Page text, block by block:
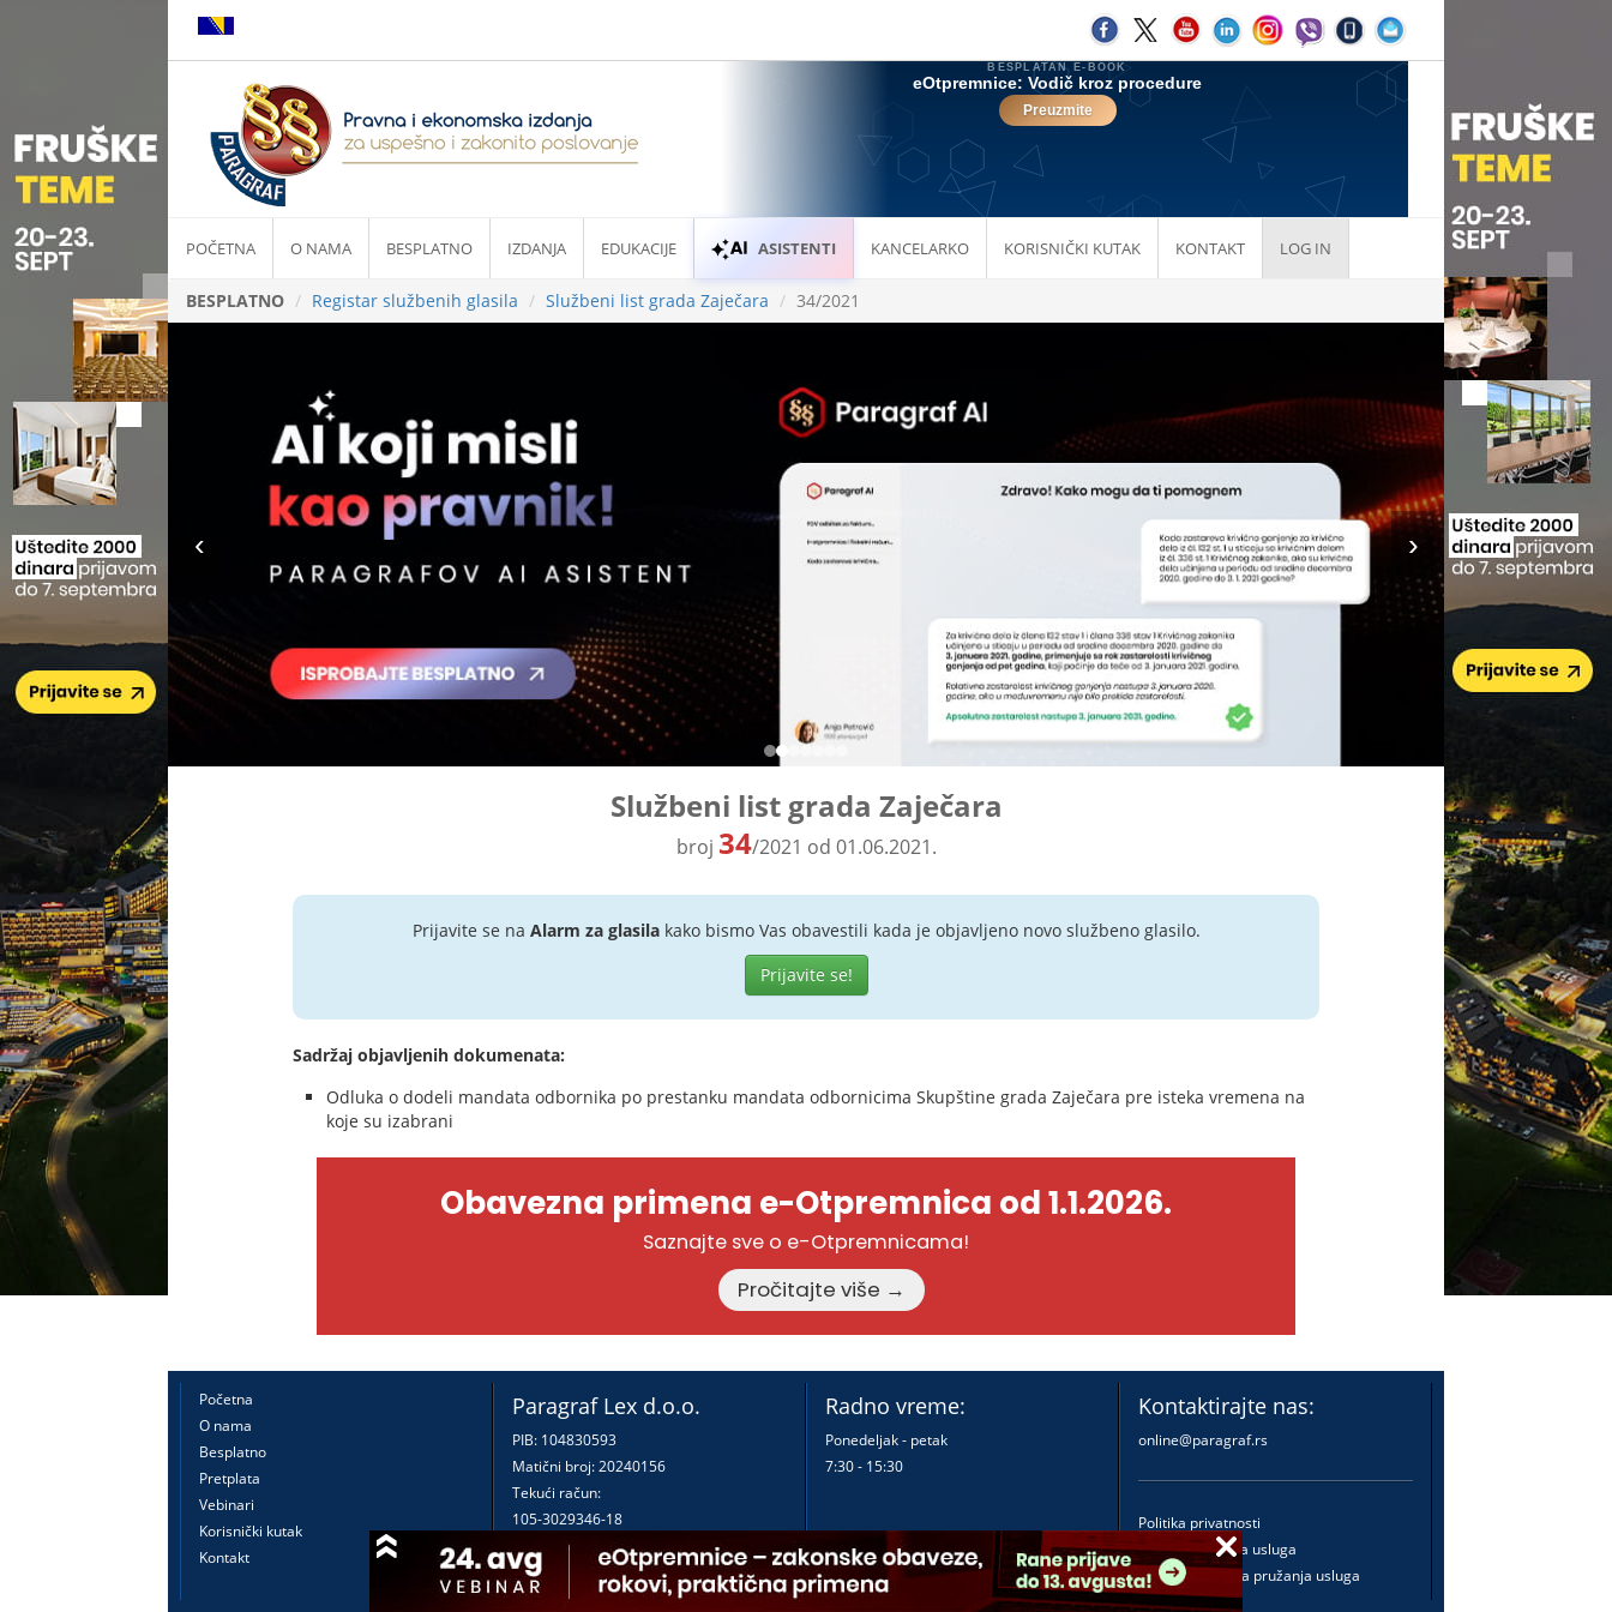
POČETNA O NAMA BESPLATNO IZDANJA EDUKACIJE ASISTENTI KANCELARKO KORISNIČKI KUTAK KONTAKT LOG IN
BESPLATNO Registar službenih glasila Službeni list grada Zaječara 34/2021
Službeni list grada Zaječara
broj 34/2021 od 01.06.2021.
Prijavite se na Alarm za glasilakako bismo Vas obavestili kada je objavljeno novo službeno glasilo.
Prijavite se!
Sadržaj objavljenih dokumenata:
Odluka o dodeli mandata odbornika po prestanku mandata odbornicima Skupštine grada Zaječara pre isteka vremena na
koje su izabrani
Obavezna primena e-Otpremnica od 1.1.2026.
Saznajte sve o e-Otpremnicama!
Pročitajte više →
Početna
O nama
Besplatno
Pretplata
Vebinari
Korisnički kutak
Kontakt
Paragraf Lex d.o.o.
PIB: 104830593
Matični broj: 20240156
Tekući račun:
105-3029346-18
160-0000000380290-23
Radno vreme:
Ponedeljak - petak
7:30 - 15:30
Kontaktirajte nas:
online@paragraf.rs
Politika privatnosti
Politika pružanja usluga
Praktična pravila pružanja usluga